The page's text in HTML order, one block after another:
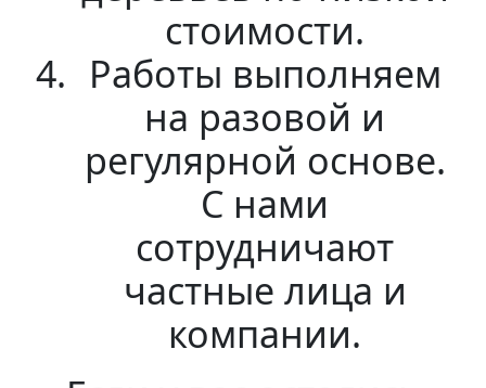
стоимости.
Работы выполняем
на разовой и
регулярной основе.
С нами
сотрудничают
частные лица и
компании.